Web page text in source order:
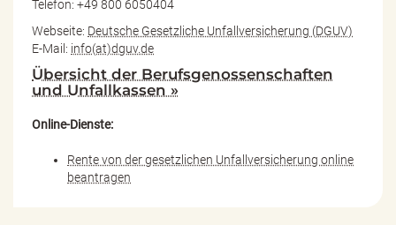
Telefon: +49 800 6050404
Webseite: Deutsche Gesetzliche Unfallversicherung (DGUV)
E-Mail: info(at)dguv.de
Übersicht der Berufsgenossenschaften
und Unfallkassen »
Online-Dienste:
Rente von der gesetzlichen Unfallversicherung online
beantragen